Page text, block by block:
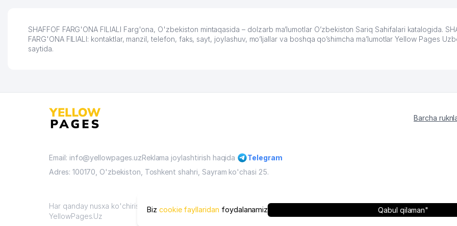
SHAFFOF FARG'ONA FILIALI Farg'ona, O'zbekiston mintaqasida – dolzarb ma’lumotlar O’zbekiston Sariq Sahifalari katalogida.
FARG'ONA FILIALI: kontaktlar, manzil, telefon, faks, sayt, joylashuv, mo’ljallar va boshqa qo’shimcha ma’lumotlar Yellow Pages
saytida.
Barcha
Email: info@yellowpages.uzReklama joylashtirish haqida
Telegram
Adres: 100170, O'zbekiston, Toshkent shahri, Sayram ko'chasi 25.
Har qanday nusxa ko'chirish materiallari faqat sayt ma'muriyatining ruxsati bilan mumkin
YellowPages.Uz
O'zbekiston, 2009 - 2026 /
himoyalangan.
Biz cookie fayllaridan foydalanamiz Qabul qilaman"